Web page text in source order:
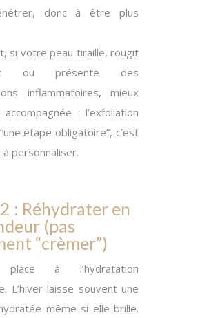
donc à être plus
, si votre peau tiraille, rougit
ou présente des
inflammatoires, mieux
: l’exfoliation
étape obligatoire”, c’est
personnaliser.
: Réhydrater en
(pas
“crèmer”)
à l’hydratation
L’hiver laisse souvent une
même si elle brille.